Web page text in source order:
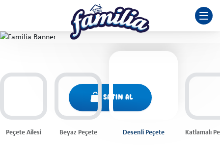
Familia Desenli Peçete
SATIN AL
Peçete Ailesi Beyaz Peçete Desenli Peçete Katlamalı